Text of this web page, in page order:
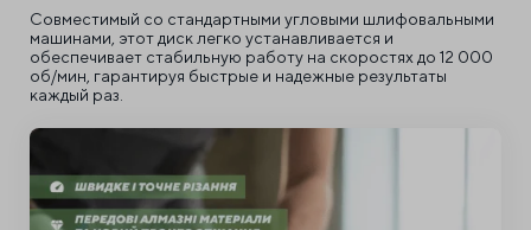
Совместимый со стандартными угловыми шлифовальными
машинами, этот диск легко устанавливается и
обеспечивает стабильную работу на скоростях до 12 000
об/мин, гарантируя быстрые и надежные результаты
каждый раз.